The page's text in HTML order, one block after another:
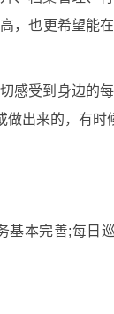
，也更希望能
感受到身边的
出来的，有时
本完善;每日